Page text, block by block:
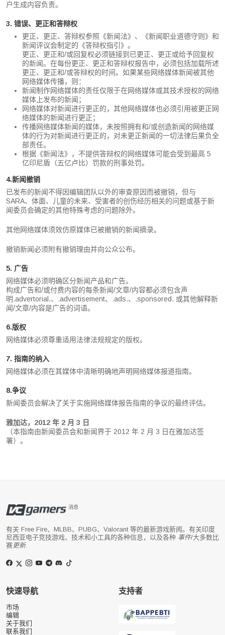
户生成内容负责。
3. 错误、更正和答辩权
更正、更正、答辩权参照《新闻法》、《新闻职业道德守则》和
新闻评议会制定的《答辩权指引》。
更正、更正和/或回复权必须链接到已更正、更正或给予回复权
的新闻。在每份更正、更正和答辩权报告中，必须包括加载所述
更正、更正和/或答辩权的时间。如果某些网络媒体新闻被其他
网络媒体传播，则：
新闻制作网络媒体的责任仅限于在网络媒体或其技术授权的网络
媒体上发布的新闻；
网络媒体对新闻进行更正的，其他网络媒体也必须引用被更正网
络媒体的新闻进行更正；
传播网络媒体新闻的媒体，未按照拥有和/或创造新闻的网络媒
体的行为对新闻进行更正的，对未更正新闻的一切法律后果负全
部责任。
根据《新闻法》，不提供答辩权的网络媒体可能会受到最高 5
亿印尼盾（五亿卢比）罚款的刑事处罚。
4.新闻撤销
已发布的新闻不得因编辑团队以外的审查原因而被撤销，但与
SARA、体面、儿童的未来、受害者的创伤经历相关的问题或基于新
闻委员会确定的其他特殊考虑的问题除外。
其他网络媒体须效仿原媒体已被撤销的新闻摘录。
撤销新闻必须附有撤销理由并向公众公布。
5. 广告
网络媒体必须明确区分新闻产品和广告。
构成广告和/或付费内容的每条新闻/文章/内容都必须包含声
明.advertorial.、.advertisement、.ads.、.sponsored. 或其他解释新
闻/文章/内容是广告的词语。
6.版权
网络媒体必须尊重适用法律法规规定的版权。
7. 指南的纳入
网络媒体必须在其媒体中清晰明确地声明网络媒体报道指南。
8.争议
新闻委员会解决了关于实施网络媒体报告指南的争议的最终评估。
雅加达，2012 年 2 月 3 日
（本指南由新闻委员会和新闻界于 2012 年 2 月 3 日在雅加达签
署）。
消息
有关 Free Fire、MLBB、PUBG、Valorant 等的最新游戏新闻。有关印度
尼西亚电子竞技游戏、技术和小工具的各种信息，以及各种 事件/大多数比
赛 更新.
快速导航
市场
编辑
关于我们
联系我们
支持者